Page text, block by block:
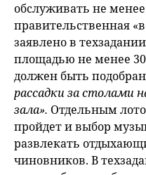
обслуживать не
правительственная
заявлено в
площадью не менее
должен быть подобран
рассадки за столами
зала». Отдельным
пройдет и выбор
развлекать
чиновников. В